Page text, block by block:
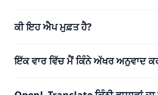
ਕੀ ਇਹ ਐਪ ਮੁਫ਼ਤ ਹੈ?
ਇੱਕ ਵਾਰ ਵਿੱਚ ਮੈਂ ਕਿੰਨੇ ਅੱਖਰ ਅਨੁਵਾਦ